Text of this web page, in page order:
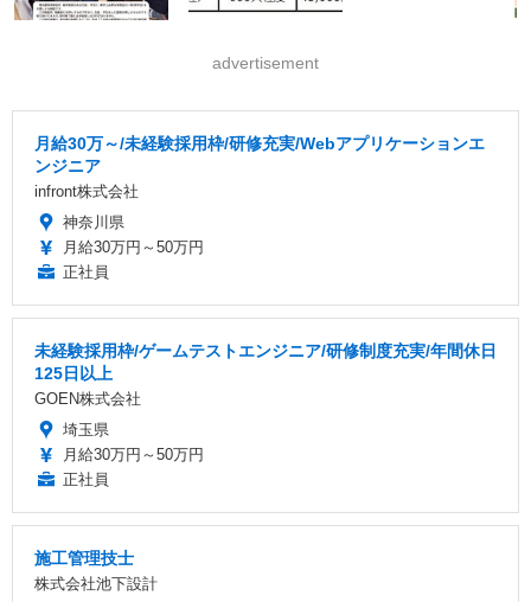
advertisement
月給30万～/未経験採用枠/研修充実/Webアプリケーションエ
ンジニア
infront株式会社
神奈川県
月給30万円～50万円
正社員
未経験採用枠/ゲームテストエンジニア/研修制度充実/年間休日
125日以上
GOEN株式会社
埼玉県
月給30万円～50万円
正社員
施工管理技士
株式会社池下設計